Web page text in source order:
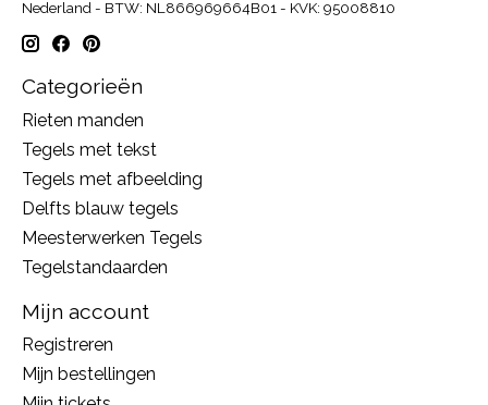
Nederland - BTW: NL866969664B01 - KVK: 95008810
Categorieën
Rieten manden
Tegels met tekst
Tegels met afbeelding
Delfts blauw tegels
Meesterwerken Tegels
Tegelstandaarden
Mijn account
Registreren
Mijn bestellingen